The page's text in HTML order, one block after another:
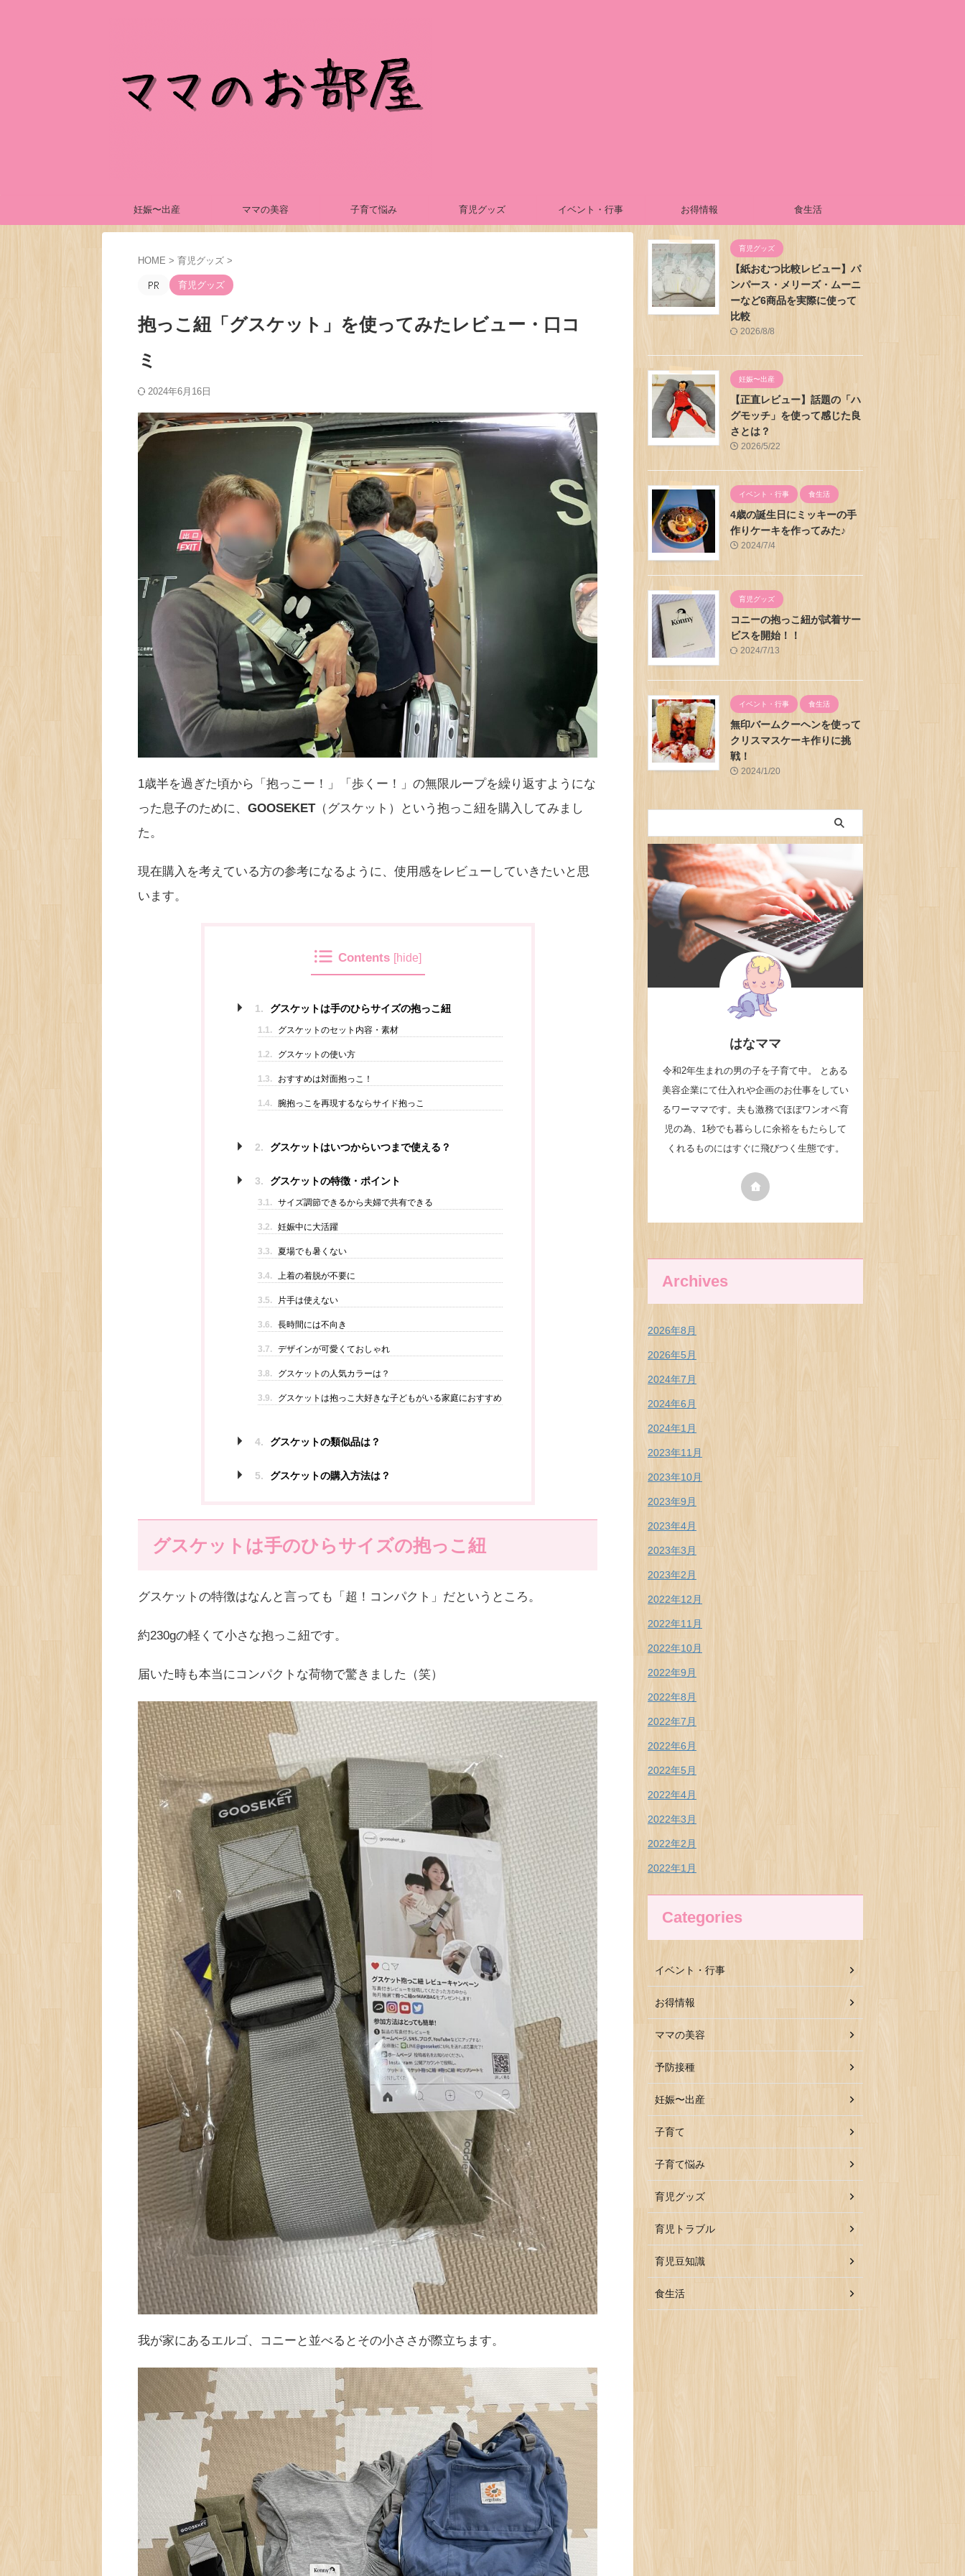
妊娠〜出産 ママの美容 子育て悩み 育児グッズ イベント・行事 お得情報 食生活
HOME > 育児グッズ >
育児グッズ
抱っこ紐「グスケット」を使ってみたレビュー・口コ
ミ
2024年6月16日
1歳半を過ぎた頃から「抱っこー！」「歩くー！」の無限ループを繰り返すようにな
った息子のために、 GOOSEKET（グスケット）という抱っこ紐を購入してみまし
た。
現在購入を考えている方の参考になるように、使用感をレビューしていきたいと思
います。
Contents [hide]
1. グスケットは手のひらサイズの抱っこ紐
1.1. グスケットのセット内容・素材
1.2. グスケットの使い方
1.3. おすすめは対面抱っこ！
1.4. 腕抱っこを再現するならサイド抱っこ
2. グスケットはいつからいつまで使える？
3. グスケットの特徴・ポイント
3.1. サイズ調節できるから夫婦で共有できる
3.2. 妊娠中に大活躍
3.3. 夏場でも暑くない
3.4. 上着の着脱が不要に
3.5. 片手は使えない
3.6. 長時間には不向き
3.7. デザインが可愛くておしゃれ
3.8. グスケットの人気カラーは？
3.9. グスケットは抱っこ大好きな子どもがいる家庭におすすめ
4. グスケットの類似品は？
5. グスケットの購入方法は？
グスケットは手のひらサイズの抱っこ紐
グスケットの特徴はなんと言っても「超！コンパクト」だというところ。
約230gの軽くて小さな抱っこ紐です。
届いた時も本当にコンパクトな荷物で驚きました（笑）
我が家にあるエルゴ、コニーと並べるとその小ささが際立ちます。
育児グッズ
【紙おむつ比較レビュー】パ
ンパース・メリーズ・ムーニ
ーなど6商品を実際に使って
比較
2026/8/8
妊娠〜出産
【正直レビュー】話題の「ハ
グモッチ」を使って感じた良
さとは？
2026/5/22
イベント・行事 食生活
4歳の誕生日にミッキーの手
作りケーキを作ってみた♪
2024/7/4
育児グッズ
コニーの抱っこ紐が試着サー
ビスを開始！！
2024/7/13
イベント・行事 食生活
無印バームクーヘンを使って
クリスマスケーキ作りに挑
戦！
2024/1/20
はなママ
令和2年生まれの男の子を子育て中。 とある
美容企業にて仕入れや企画のお仕事をしてい
るワーママです。夫も激務でほぼワンオペ育
児の為、1秒でも暮らしに余裕をもたらして
くれるものにはすぐに飛びつく生態です。
Archives
2026年8月
2026年5月
2024年7月
2024年6月
2024年1月
2023年11月
2023年10月
2023年9月
2023年4月
2023年3月
2023年2月
2022年12月
2022年11月
2022年10月
2022年9月
2022年8月
2022年7月
2022年6月
2022年5月
2022年4月
2022年3月
2022年2月
2022年1月
Categories
イベント・行事
お得情報
ママの美容
予防接種
妊娠〜出産
子育て
子育て悩み
育児グッズ
育児トラブル
育児豆知識
食生活